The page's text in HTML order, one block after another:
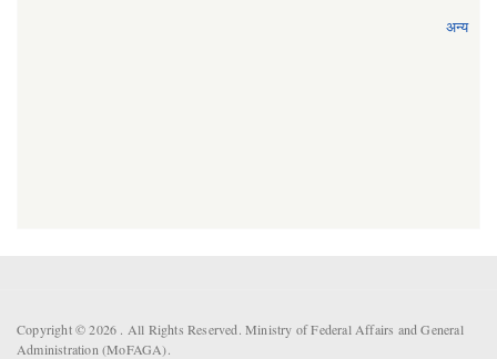
अन्य
Copyright © 2026 . All Rights Reserved. Ministry of Federal Affairs and General
Administration (MoFAGA).